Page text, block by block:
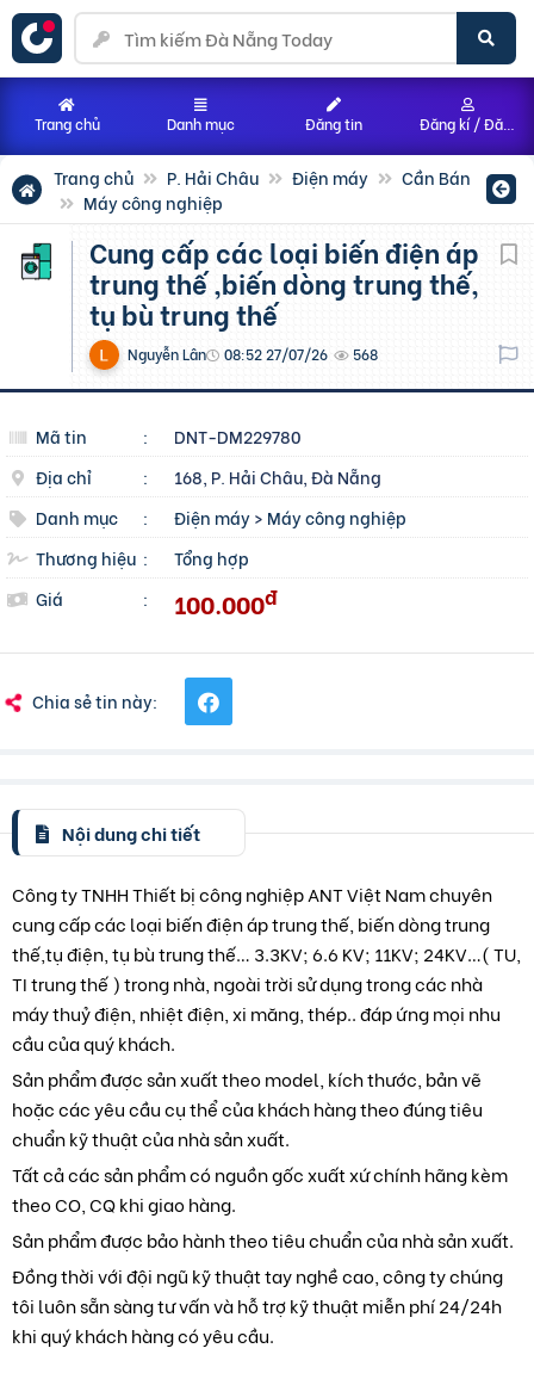
Trang chủ P. Hải Châu Điện máy
Cần Bán
Máy công nghiệp
Cung cấp các loại biến điện áp
trung thế ,biến dòng trung thế,
tụ bù trung thế
Nguyễn Lân 08:52 27/07/26 568
Mã tin :
DNT-DM229780
Địa chỉ
:
168, P. Hải Châu, Đà Nẵng
Danh mục
: Điện máy> Máy công nghiệp
Thương hiệu :
Tổng hợp
Giá
: 100.000đ
Chia sẻ tin này:
Nội dung chi tiết
Công ty TNHH Thiết bị công nghiệp ANT Việt Nam chuyên
cung cấp các loại biến điện áp trung thế, biến dòng trung
thế,tụ điện, tụ bù trung thế… 3.3KV; 6.6 KV; 11KV; 24KV…( TU,
TI trung thế ) trong nhà, ngoài trời sử dụng trong các nhà
máy thuỷ điện, nhiệt điện, xi măng, thép.. đáp ứng mọi nhu
cầu của quý khách.
Sản phẩm được sản xuất theo model, kích thước, bản vẽ
hoặc các yêu cầu cụ thể của khách hàng theo đúng tiêu
chuẩn kỹ thuật của nhà sản xuất.
Tất cả các sản phẩm có nguồn gốc xuất xứ chính hãng kèm
theo CO, CQ khi giao hàng.
Sản phẩm được bảo hành theo tiêu chuẩn của nhà sản xuất.
Đồng thời với đội ngũ kỹ thuật tay nghề cao, công ty chúng
tôi luôn sẵn sàng tư vấn và hỗ trợ kỹ thuật miễn phí 24/24h
khi quý khách hàng có yêu cầu.
Trang chủ Danh mục Đăng tin